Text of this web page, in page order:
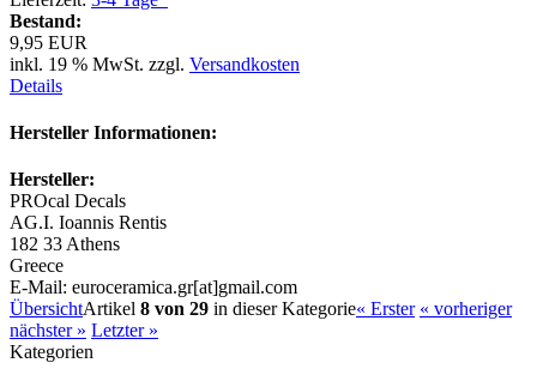
Bestand:
9,95 EUR
inkl. 19 % MwSt. zzgl. Versandkosten
Details
Hersteller Informationen:
Hersteller:
PROcal Decals
AG.I. Ioannis Rentis
182 33 Athens
Greece
E-Mail: euroceramica.gr[at]gmail.com
ÜbersichtArtikel 8 von 29 in dieser Kategorie« Erster « vorheriger
nächster » Letzter »
Kategorien